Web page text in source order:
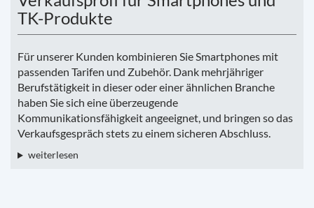
TK-Produkte
Für unserer Kunden kombinieren Sie Smartphones mit
passenden Tarifen und Zubehör. Dank mehrjähriger
Berufstätigkeit in dieser oder einer ähnlichen Branche
haben Sie sich eine überzeugende
Kommunikationsfähigkeit angeeignet, und bringen so das
Verkaufsgespräch stets zu einem sicheren Abschluss.
weiterlesen